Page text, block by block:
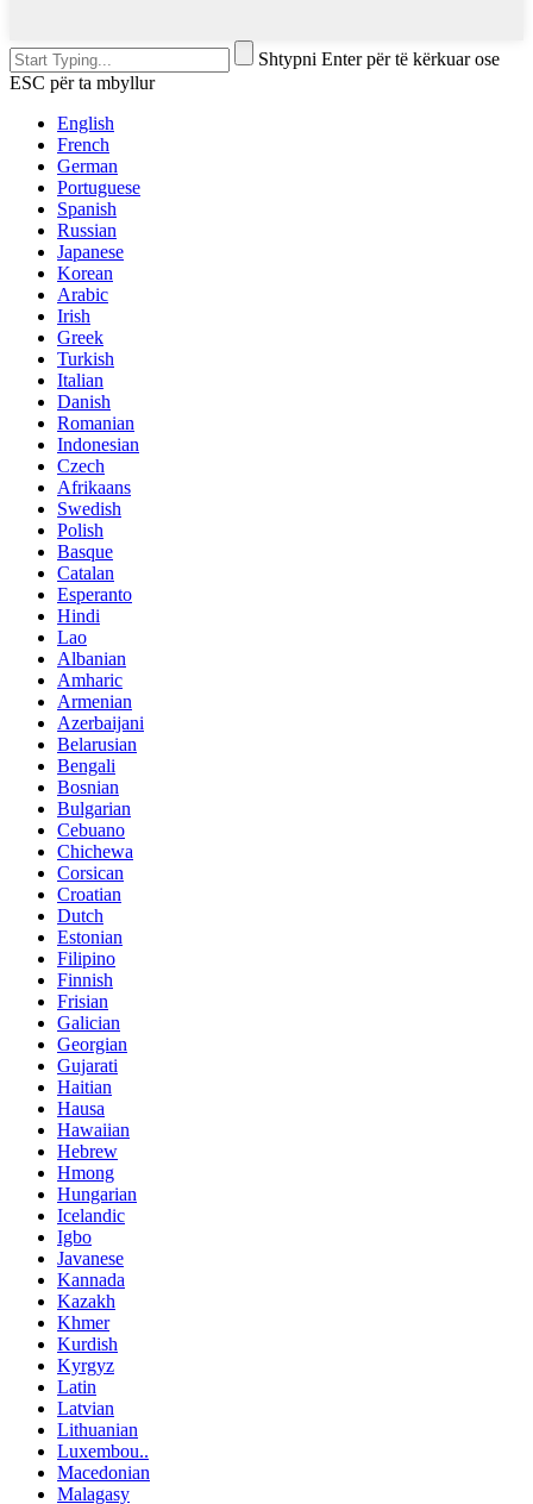
Shtypni Enter për të kërkuar ose
ESC për ta mbyllur
English
French
German
Portuguese
Spanish
Russian
Japanese
Korean
Arabic
Irish
Greek
Turkish
Italian
Danish
Romanian
Indonesian
Czech
Afrikaans
Swedish
Polish
Basque
Catalan
Esperanto
Hindi
Lao
Albanian
Amharic
Armenian
Azerbaijani
Belarusian
Bengali
Bosnian
Bulgarian
Cebuano
Chichewa
Corsican
Croatian
Dutch
Estonian
Filipino
Finnish
Frisian
Galician
Georgian
Gujarati
Haitian
Hausa
Hawaiian
Hebrew
Hmong
Hungarian
Icelandic
Igbo
Javanese
Kannada
Kazakh
Khmer
Kurdish
Kyrgyz
Latin
Latvian
Lithuanian
Luxembou..
Macedonian
Malagasy